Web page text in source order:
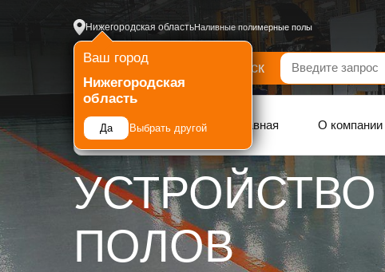
Нижегородская область
Ваш город
Нижегородская
область
Да Выбрать другой
Наливные полимерные полы
Каталог Поиск
Услуги Главная О компании
ПОЛОВ